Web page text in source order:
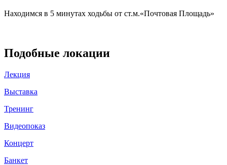
Находимся в 5 минутах ходьбы от ст.м.«Почтовая Площадь»
Подобные локации
Лекция
Выставка
Тренинг
Видеопоказ
Концерт
Банкет